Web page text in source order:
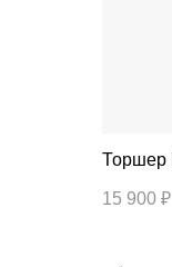
15 900 ₽